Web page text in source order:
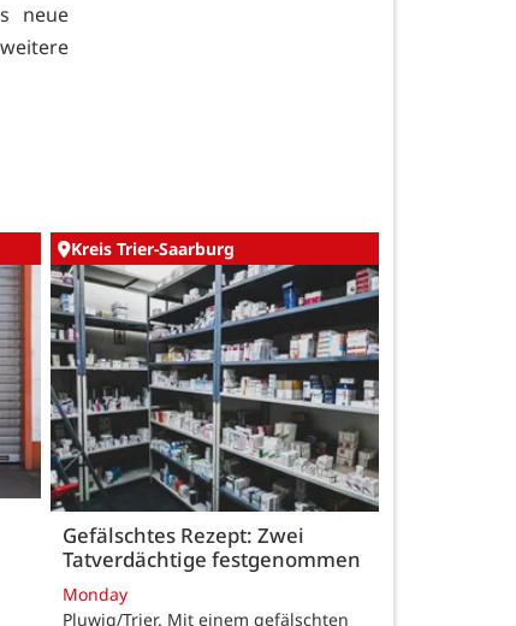
neue
Kreis Trier-Saarburg
Gefälschtes Rezept: Zwei
Tatverdächtige festgenommen
Monday
Pluwig/Trier. Mit einem gefälschten